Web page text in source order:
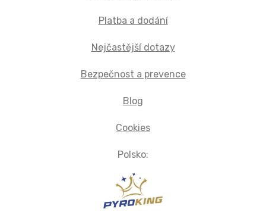
Platba a dodání
Nejčastější dotazy
Bezpečnost a prevence
Blog
Cookies
Polsko: